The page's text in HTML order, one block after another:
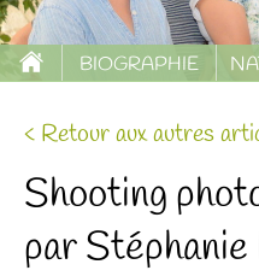
BIOGRAPHIE
< Retour aux autres
Shooting
par